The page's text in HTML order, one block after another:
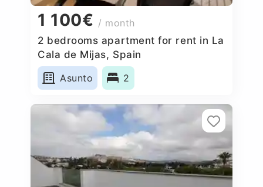
1 100€ / month
2 bedrooms apartment for rent in La
Cala de Mijas, Spain
Asunto
2